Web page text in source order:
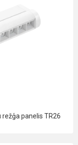
režģa panelis TR26